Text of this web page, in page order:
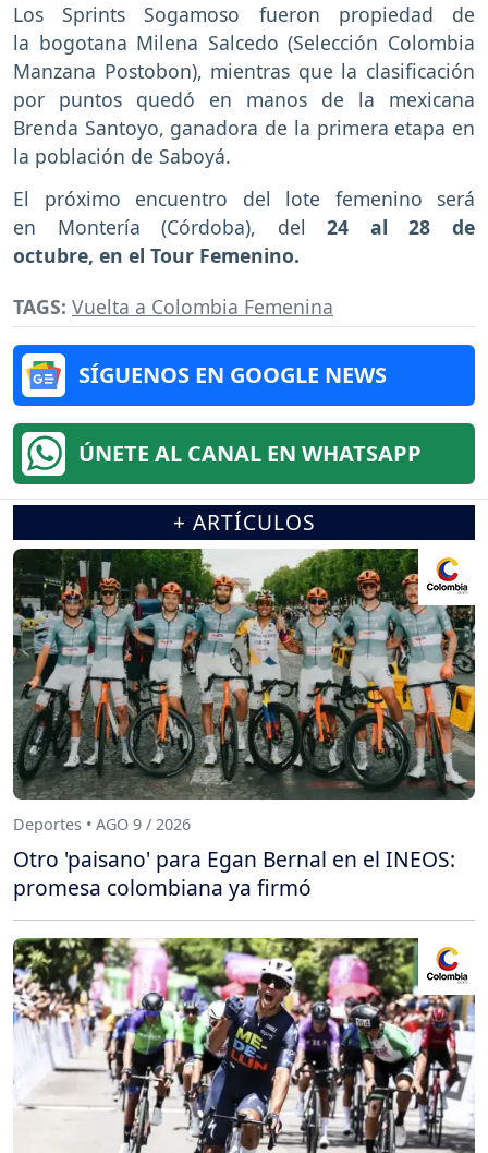
Los Sprints Sogamoso fueron propiedad de
la bogotana Milena Salcedo (Selección Colombia
Manzana Postobon), mientras que la clasificación
por puntos quedó en manos de la mexicana
Brenda Santoyo, ganadora de la primera etapa en
la población de Saboyá.
El próximo encuentro del lote femenino será
en Montería (Córdoba), del24 al 28 de
octubre, en el Tour Femenino.
TAGS: Vuelta a Colombia Femenina
SÍGUENOS EN GOOGLE NEWS
ÚNETE AL CANAL EN WHATSAPP
+ ARTÍCULOS
Deportes • AGO 9 / 2026
Otro 'paisano' para Egan Bernal en el INEOS:
promesa colombiana ya firmó